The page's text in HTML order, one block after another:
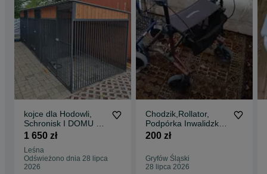
kojce dla Hodowli,
Schronisk I DOMU –
PRODUCENT!
1 650 zł
Leśna
Odświeżono dnia 28 lipca
2026
Chodzik,Rollator,
Podpórka Inwalidzka
4-Kołowa
200 zł
Gryfów Śląski
28 lipca 2026